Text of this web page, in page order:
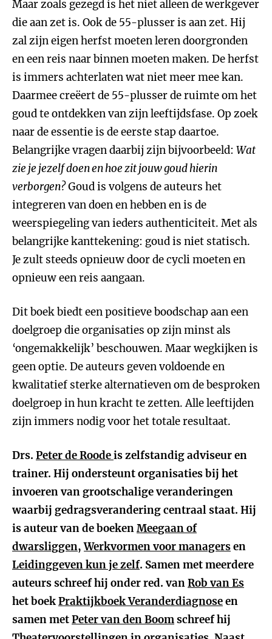
Maar zoals gezegd is het niet alleen de werkgever
die aan zet is. Ook de 55-plusser is aan zet. Hij
zal zijn eigen herfst moeten leren doorgronden
en een reis naar binnen moeten maken. De herfst
is immers achterlaten wat niet meer mee kan.
Daarmee creëert de 55-plusser de ruimte om het
goud te ontdekken van zijn leeftijdsfase. Op zoek
naar de essentie is de eerste stap daartoe.
Belangrijke vragen daarbij zijn bijvoorbeeld: Wat
zie je jezelf doen en hoe zit jouw goud hierin
verborgen?Goud is volgens de auteurs het
integreren van doen en hebben en is de
weerspiegeling van ieders authenticiteit. Met als
belangrijke kanttekening: goud is niet statisch.
Je zult steeds opnieuw door de cycli moeten en
opnieuw een reis aangaan.
Dit boek biedt een positieve boodschap aan een
doelgroep die organisaties op zijn minst als
‘ongemakkelijk’ beschouwen. Maar wegkijken is
geen optie. De auteurs geven voldoende en
kwalitatief sterke alternatieven om de besproken
doelgroep in hun kracht te zetten. Alle leeftijden
zijn immers nodig voor het totale resultaat.
Drs. Peter de Roodeis zelfstandig adviseur en
trainer. Hij ondersteunt organisaties bij het
invoeren van grootschalige veranderingen
waarbij gedragsverandering centraal staat. Hij
is auteur van de boekenMeegaan of
dwarsliggen,Werkvormen voor managersen
Leidinggeven kun je zelf. Samen met meerdere
auteurs schreef hij onder red. vanRob van Es
het boekPraktijkboek Veranderdiagnoseen
samen metPeter van den Boomschreef hij